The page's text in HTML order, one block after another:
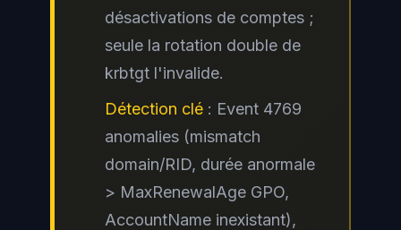
désactivations de comptes ;
seule la rotation double de
krbtgt l'invalide.
Détection clé : Event 4769
anomalies (mismatch
domain/RID, durée anormale
> MaxRenewalAge GPO,
AccountName inexistant),